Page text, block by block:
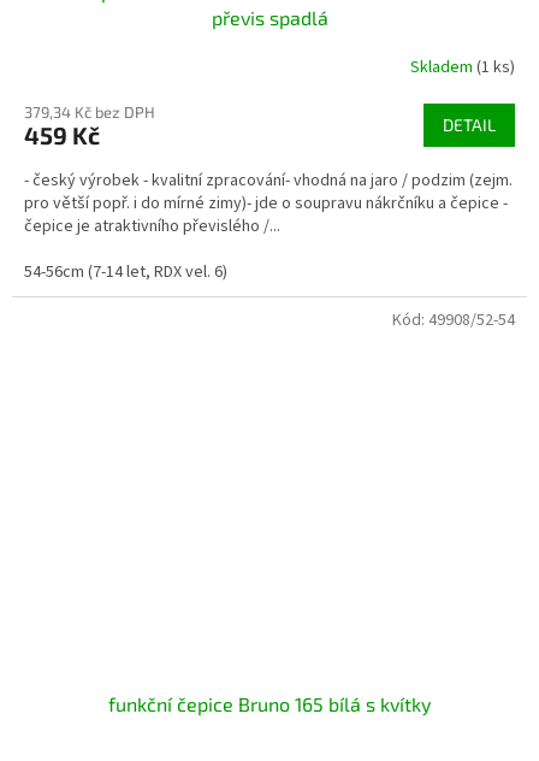
převis spadlá
Skladem (1 ks)
379,34 Kč bez DPH
459 Kč DETAIL
- český výrobek - kvalitní zpracování- vhodná na jaro / podzim (zejm.
pro větší popř. i do mírné zimy)- jde o soupravu nákrčníku a čepice -
čepice je atraktivního převislého /...
54-56cm (7-14 let, RDX vel. 6)
funkční čepice Bruno 165 bílá s kvítky
Kód: 49908/52-54